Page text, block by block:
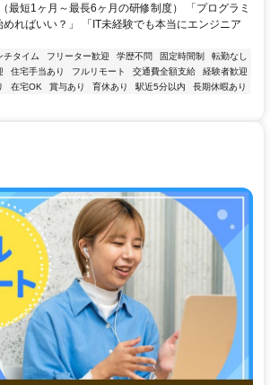
最短1ヶ月～最長6ヶ月の研修制度） 「プログラミ
めればいい？」 「IT未経験でも本当にエンジニア
チタイム フリーター歓迎 学歴不問 固定時間制
転勤なし
住宅手当あり フルリモート 交通費全額支給
経験者歓迎
在宅OK 賞与あり 育休あり 駅近5分以内
長期休暇あり